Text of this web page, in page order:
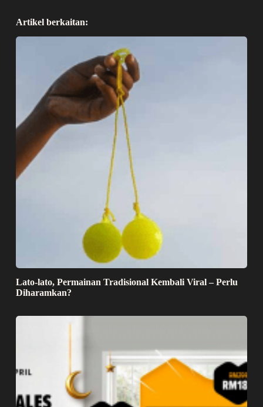
Artikel berkaitan:
Lato-lato, Permainan Tradisional Kembali Viral – Perlu
Diharamkan?